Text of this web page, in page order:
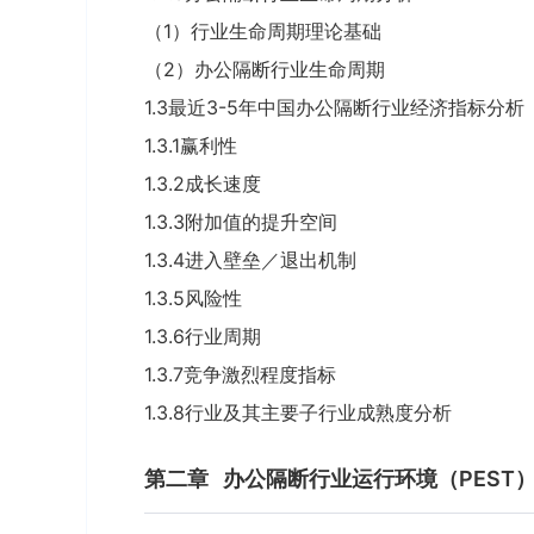
（1）行业生命周期理论基础
（2）办公隔断行业生命周期
1.3最近3-5年中国办公隔断行业经济指标分析
1.3.1赢利性
1.3.2成长速度
1.3.3附加值的提升空间
1.3.4进入壁垒／退出机制
1.3.5风险性
1.3.6行业周期
1.3.7竞争激烈程度指标
1.3.8行业及其主要子行业成熟度分析
第二章 办公隔断行业运行环境（PEST